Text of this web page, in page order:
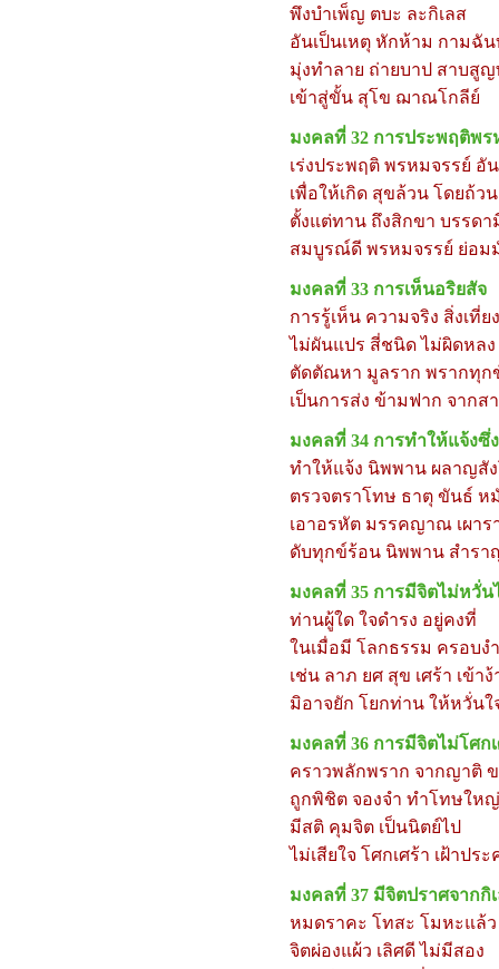
พึงบำเพ็ญ ตบะ ละกิเลส
อันเป็นเหตุ หักห้าม กามฉั
มุ่งทำลาย ถ่ายบาป สาบสู
เข้าสู่ขั้น สุโข ฌาณโกลีย์
มงคลที่ 32 การประพฤติพร
เร่งประพฤติ พรหมจรรย์ อั
เพื่อให้เกิด สุขล้วน โดยถ้ว
ตั้งแต่ทาน ถึงสิกขา บรรดา
สมบูรณ์ดี พรหมจรรย์ ย่อม
มงคลที่ 33 การเห็นอริยสัจ
การรู้เห็น ความจริง สิ่งเที่ย
ไม่ผันแปร สี่ชนิด ไม่ผิดหลง
ตัดตัณหา มูลราก พรากทุก
เป็นการส่ง ข้ามฟาก จากส
มงคลที่ 34 การทำให้แจ้งซึ่
ทำให้แจ้ง นิพพาน ผลาญสั
ตรวจตราโทษ ธาตุ ขันธ์ ห
เอาอรหัต มรรคญาณ เผา
ดับทุกข์ร้อน นิพพาน สำรา
มงคลที่ 35 การมีจิตไม่หวั่น
ท่านผู้ใด ใจดำรง อยู่คงที่
ในเมื่อมี โลกธรรม ครอบง
เช่น ลาภ ยศ สุข เศร้า เข้า
มิอาจยัก โยกท่าน ให้หวั่นใ
มงคลที่ 36 การมีจิตไม่โศก
คราวพลักพราก จากญาติ
ถูกพิชิต จองจำ ทำโทษใหญ่
มีสติ คุมจิต เป็นนิตย์ไป
ไม่เสียใจ โศกเศร้า เฝ้าประ
มงคลที่ 37 มีจิตปราศจากกิ
หมดราคะ โทสะ โมหะแล้ว
จิตผ่องแผ้ว เลิศดี ไม่มีสอง